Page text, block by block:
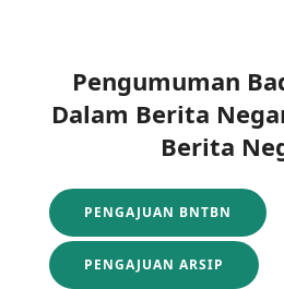
Pengumuman
Dalam Berita
Berita
PENGAJUAN BNTBN
PENGAJUAN ARSIP